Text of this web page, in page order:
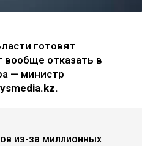
готовят
отказать в
— министр
из-за миллионных